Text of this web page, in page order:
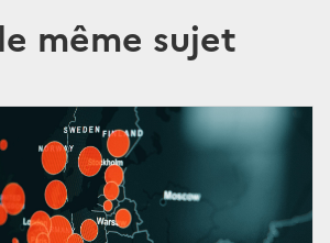
même sujet